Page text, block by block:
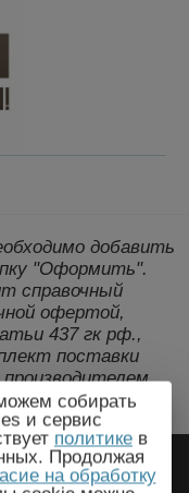
добавить
"Оформить".
справочный
офертой,
437 гк рф.,
поставки
-
собирать
и сервис
политике в
Продолжая
на обработку